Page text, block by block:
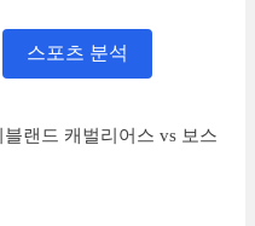
스포츠 분석
랜드 캐벌리어스 vs 보스